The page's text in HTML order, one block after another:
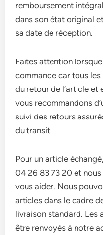
remboursement
dans son état original
sa date de réception.
Faites attention
commande car tous
du retour de l’article et
vous recommandons
suivi des retours
du transit.
Pour un article
04 26 83 73 20 et
vous aider. Nous
articles dans le cadre
livraison standard. Les
être renvoyés à notre